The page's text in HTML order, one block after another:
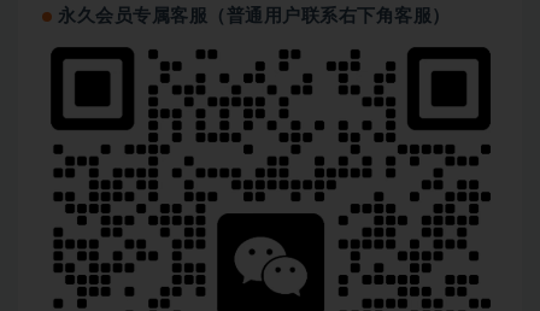
永久会员专属客服（普通用户联系右下角客服）